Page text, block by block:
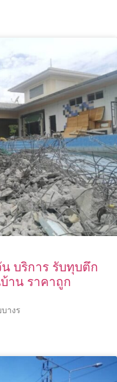
บริการ รับทุบตึก
าน ราคาถูก
างร